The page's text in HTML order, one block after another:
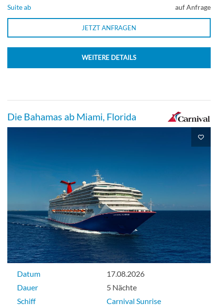
Innenkabine
Innenkabine-[4H]
Innenkabine mit Panoramafenster-[4J]
Empress-Deck
Innenkabine
Kabine mit Meerblick-[6A]
Suite ab
auf Anfrage
JETZT ANFRAGEN
WEITERE DETAILS
Die Bahamas ab Miami, Florida
Datum
17.08.2026
Dauer
5 Nächte
Schiff
Carnival Sunrise